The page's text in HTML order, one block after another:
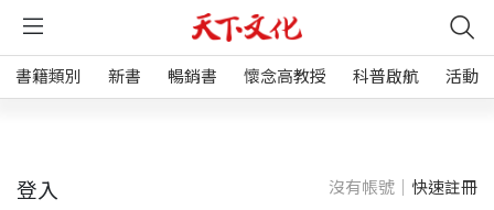
書籍類別 新書 暢銷書 懷念高教授 科普啟航 活動
登入 沒有帳號｜ 快速註冊